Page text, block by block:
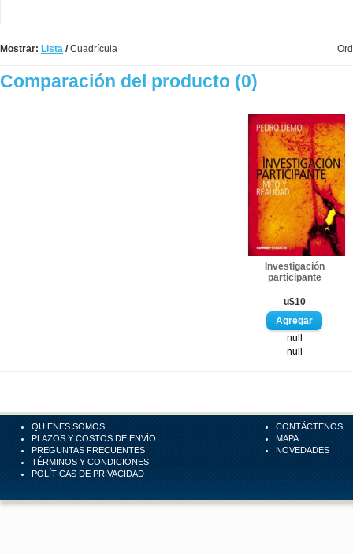
Mostrar: Lista /Cuadrícula
Comparación del producto (0)
Investigación
participante
u$10
null
null
QUIENES SOMOS
PLAZOS Y COSTOS DE ENVÍO
PREGUNTAS FRECUENTES
TÉRMINOS Y CONDICIONES
POLÍTICAS DE PRIVACIDAD
CONTÁCTENOS
MAPA
NOVEDADES